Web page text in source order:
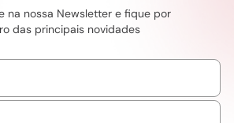
na nossa Newsletter e fique por
das principais novidades